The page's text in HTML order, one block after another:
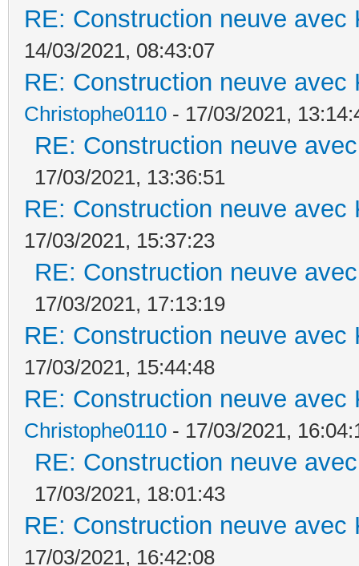
RE: Construction neuve avec
14/03/2021, 08:43:07
RE: Construction neuve avec
Christophe0110 - 17/03/2021,
RE: Construction neuve
17/03/2021, 13:36:51
RE: Construction neuve avec
17/03/2021, 15:37:23
RE: Construction neuve
17/03/2021, 17:13:19
RE: Construction neuve avec
17/03/2021, 15:44:48
RE: Construction neuve avec
Christophe0110 - 17/03/2021,
RE: Construction neuve
17/03/2021, 18:01:43
RE: Construction neuve avec
17/03/2021, 16:42:08